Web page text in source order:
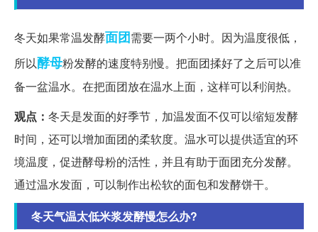
冬天如果常温发酵面团需要一两个小时。因为温度很低，
所以酵母粉发酵的速度特别慢。把面团揉好了之后可以准
备一盆温水。在把面团放在温水上面，这样可以利润热。
观点： 冬天是发面的好季节，加温发面不仅可以缩短发酵
时间，还可以增加面团的柔软度。温水可以提供适宜的环
境温度，促进酵母粉的活性，并且有助于面团充分发酵。
通过温水发面，可以制作出松软的面包和发酵饼干。
冬天气温太低米浆发酵慢怎么办?